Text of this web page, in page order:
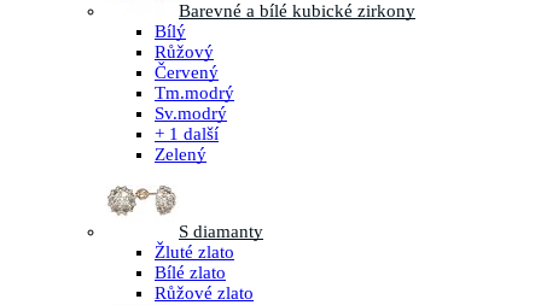
Barevné a bílé kubické zirkony
Bílý
Růžový
Červený
Tm.modrý
Sv.modrý
+ 1 další
Zelený
S diamanty
Žluté zlato
Bílé zlato
Růžové zlato